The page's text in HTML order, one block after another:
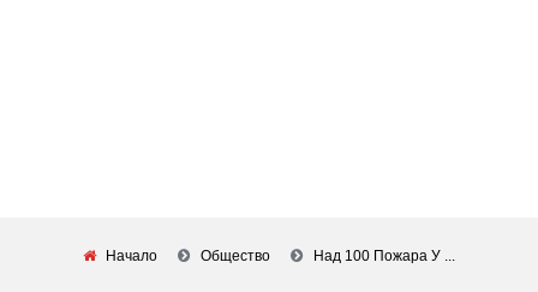
Начало Общество Над 100 Пожара У ...